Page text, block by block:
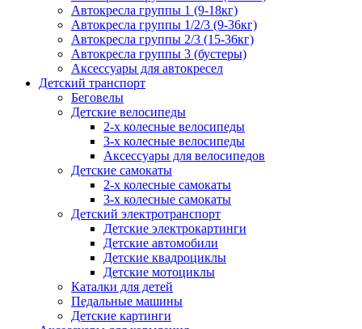
Автокресла группы 1 (9-18кг)
Автокресла группы 1/2/3 (9-36кг)
Автокресла группы 2/3 (15-36кг)
Автокресла группы 3 (бустеры)
Аксессуары для автокресел
Детский транспорт
Беговелы
Детские велосипеды
2-х колесные велосипеды
3-х колесные велосипеды
Аксессуары для велосипедов
Детские самокаты
2-х колесные самокаты
3-х колесные самокаты
Детский электротранспорт
Детские электрокартинги
Детские автомобили
Детские квадроциклы
Детские мотоциклы
Каталки для детей
Педальные машины
Детские картинги